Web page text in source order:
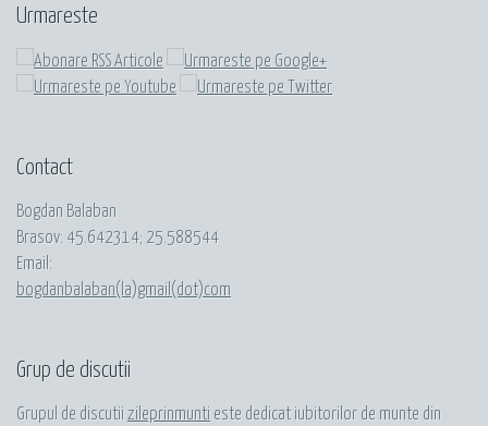
Urmareste
Contact
Bogdan Balaban
Brasov: 45.642314; 25.588544
Email:
bogdanbalaban(la)gmail(dot)com
Grup de discutii
Grupul de discutii zileprinmunti este dedicat iubitorilor de munte din